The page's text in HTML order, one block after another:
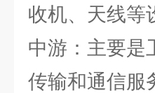
收机、天线等
中游：主要是
传输和通信服